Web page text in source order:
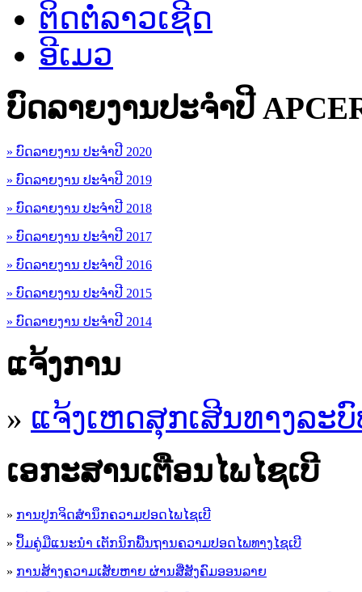
ຕິດຕໍ່ລາວເຊີດ
ອີເມວ
ບົດລາຍງານປະຈຳປີ
» ບົດລາຍງານ ປະຈຳປີ 2020
» ບົດລາຍງານ ປະຈຳປີ 2019
» ບົດລາຍງານ ປະຈຳປີ 2018
» ບົດລາຍງານ ປະຈຳປີ 2017
» ບົດລາຍງານ ປະຈຳປີ 2016
» ບົດລາຍງານ ປະຈຳປີ 2015
» ບົດລາຍງານ ປະຈຳປີ 2014
ແຈ້ງການ
» ແຈ້ງເຫດສຸກເສີນທາງລະ
ເອ​ກະ​ສານເຕືອນໄພໄຊເບີ
» ການປູກຈິດສໍານຶກຄວາມປອດໄພໄຊເບີ
» ປຶ້ມຄູ່ມືແນະນໍາ ເຕັກນິກພື້ນຖານຄວາມປອດໄພທາງໄຊເບີ
» ການສ້າງຄວາມເສັຍຫາຍ ຜ່ານສື່ສັງຄົມອອນລາຍ